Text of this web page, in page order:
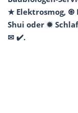
★ Elektrosmog, ♼
Shui oder ✹
✉ ✔️.